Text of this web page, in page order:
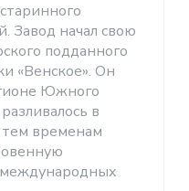
Завод начал свою
подданного
«Венское». Он
Южного
в
временам
международных